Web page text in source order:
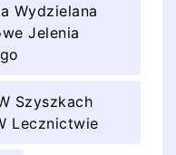
Wydzielana
Jelenia
Szyszkach
Lecznictwie